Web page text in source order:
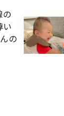
の
い
の